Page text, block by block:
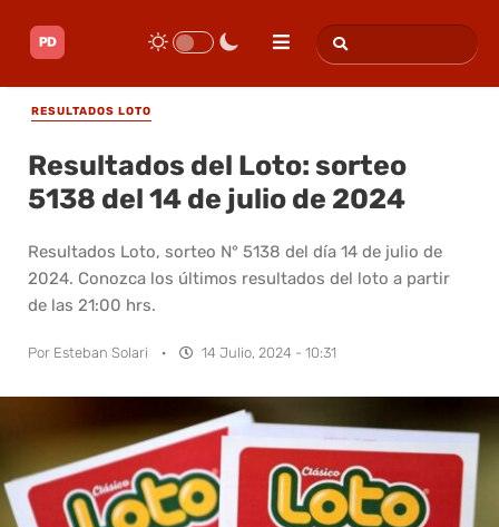
RESULTADOS LOTO
Resultados del Loto: sorteo
5138 del 14 de julio de 2024
Resultados Loto, sorteo N° 5138 del día 14 de julio de
2024. Conozca los últimos resultados del loto a partir
de las 21:00 hrs.
Por Esteban Solari · 14 Julio, 2024 - 10:31